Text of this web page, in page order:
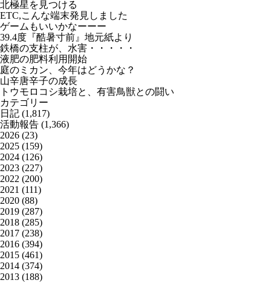
北極星を見つける
ETC,こんな端末発見しました
ゲームもいいかなーーー
39.4度『酷暑寸前』地元紙より
鉄橋の支柱が、水害・・・・・
液肥の肥料利用開始
庭のミカン、今年はどうかな？
山辛唐辛子の成長
トウモロコシ栽培と、有害鳥獣との闘い
カテゴリー
日記 (1,817)
活動報告 (1,366)
2026 (23)
2025 (159)
2024 (126)
2023 (227)
2022 (200)
2021 (111)
2020 (88)
2019 (287)
2018 (285)
2017 (238)
2016 (394)
2015 (461)
2014 (374)
2013 (188)